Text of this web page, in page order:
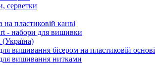
серветки
пластиковій канві
- набори для вишивки
(Україна)
вишивання бісером на пластиковій основі
вишивання нитками